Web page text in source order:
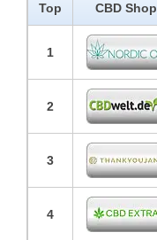
Top CBD Shop
1
2
3
4